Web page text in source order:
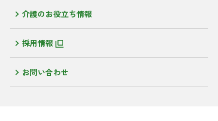
介護のお役立ち情報
採用情報
お問い合わせ